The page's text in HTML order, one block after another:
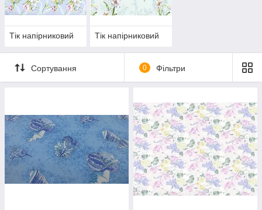
Тік напірниковий Тік напірниковий
Сортування 0 Фільтри